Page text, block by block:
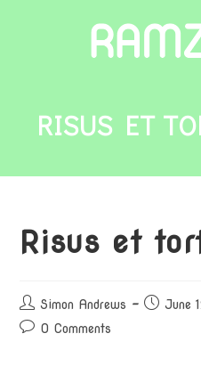
RISUS ET
Risus et
Simon Andrews June
0 Comments